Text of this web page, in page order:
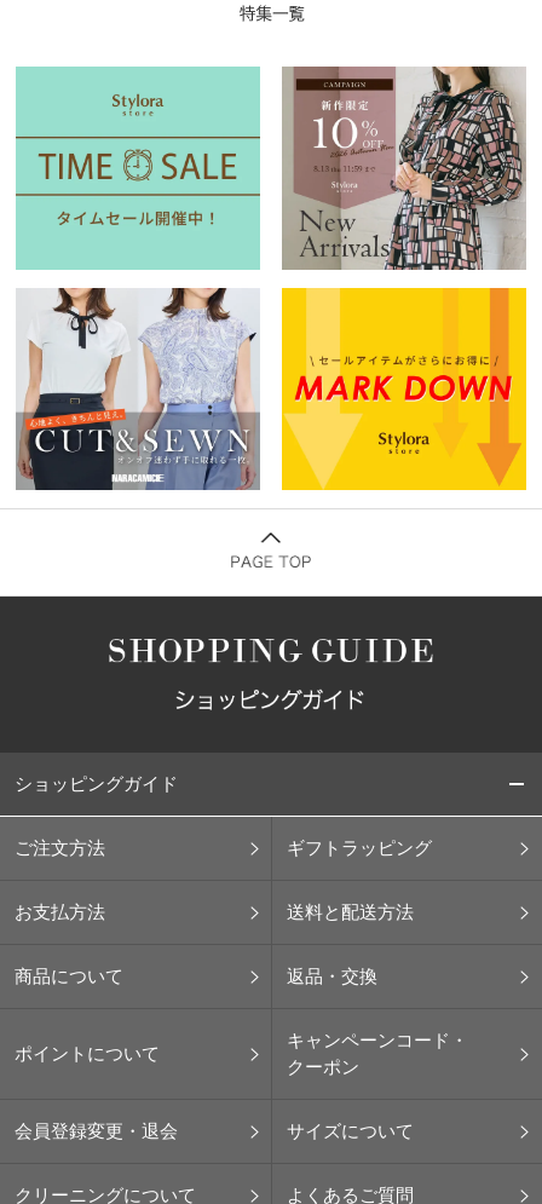
ショッピングガイド
ご注文方法 ギフトラッピング
お支払方法 送料と配送方法
商品について 返品・交換
ポイントについて
キャンペーンコード・
クーポン
会員登録変更・退会 サイズについて
クリーニングについて よくあるご質問